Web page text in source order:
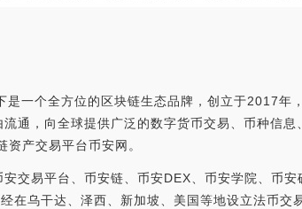
一个全方位的区块链生态品牌，创立于2017年
通，向全球提供广泛的数字货币交易、币种信
产交易平台币安网。
交易平台、币安链、币安DEX、币安学院、币安
乌干达、泽西、新加坡、美国等地设立法币交